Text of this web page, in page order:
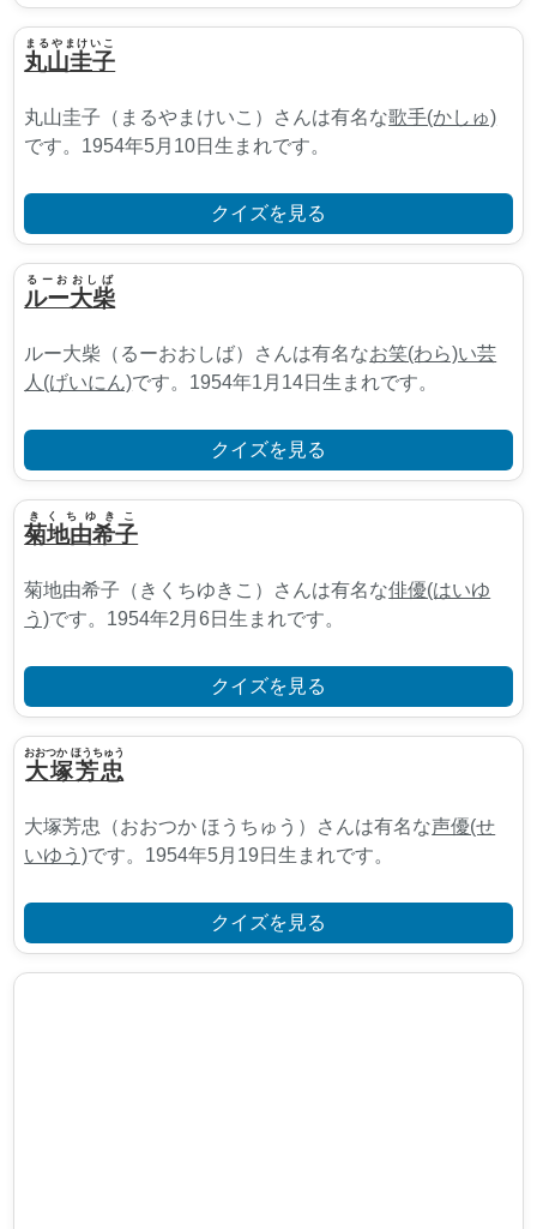
丸山圭子
まるやまけいこ
丸山圭子（まるやまけいこ）さんは有名な歌手(かしゅ)
です。1954年5月10日生まれです。
クイズを見る
ルー大柴
るーおおしば
ルー大柴（るーおおしば）さんは有名なお笑(わら)い芸
人(げいにん)です。1954年1月14日生まれです。
クイズを見る
菊地由希子
きくちゆきこ
菊地由希子（きくちゆきこ）さんは有名な俳優(はいゆ
う)です。1954年2月6日生まれです。
クイズを見る
大塚芳忠
おおつか ほうちゅう
大塚芳忠（おおつか ほうちゅう）さんは有名な声優(せ
いゆう)です。1954年5月19日生まれです。
クイズを見る